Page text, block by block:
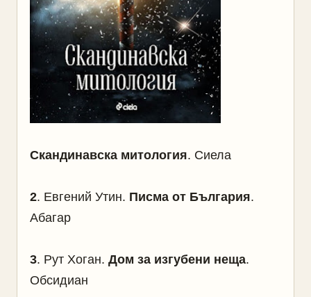
Скандинавска митология. Сиела
2. Евгений Утин. Писма от България.
Абагар
3. Рут Хоган. Дом за изгубени неща.
Обсидиан